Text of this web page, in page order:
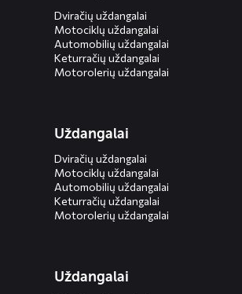
Dviračių uždangalai
Motociklų uždangalai
Automobilių uždangalai
Keturračių uždangalai
Motorolerių uždangalai
Uždangalai
Dviračių uždangalai
Motociklų uždangalai
Automobilių uždangalai
Keturračių uždangalai
Motorolerių uždangalai
Uždangalai